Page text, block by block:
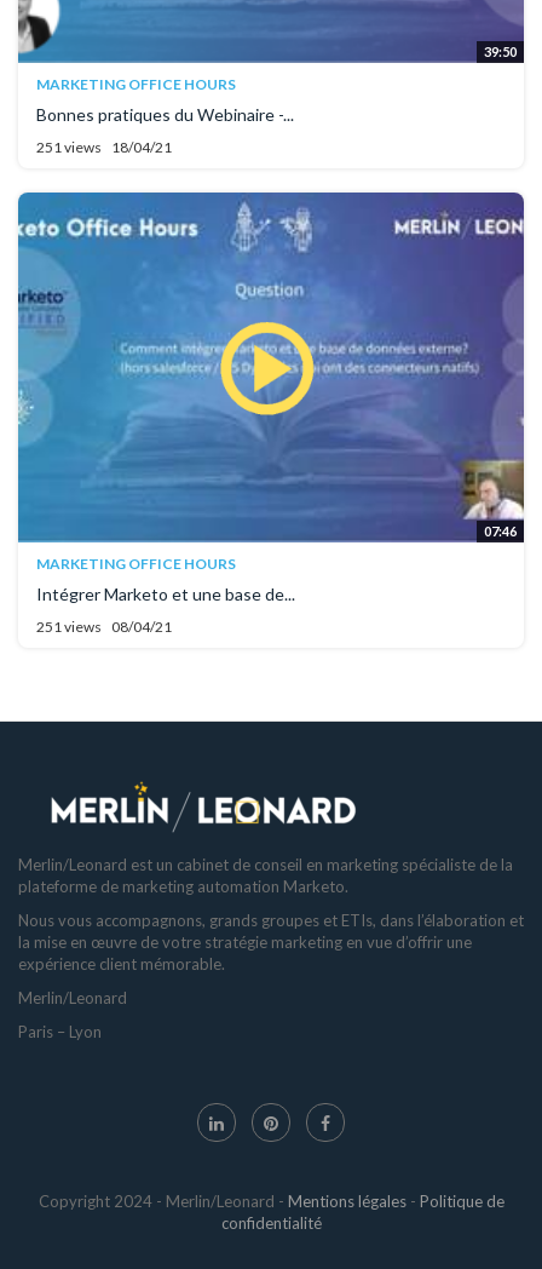
39:50
MARKETING OFFICE HOURS
Bonnes pratiques du Webinaire -...
251 views 18/04/21
07:46
MARKETING OFFICE HOURS
Intégrer Marketo et une base de...
251 views 08/04/21
Merlin/Leonard est un cabinet de conseil en marketing spécialiste de la
plateforme de marketing automation Marketo.
Nous vous accompagnons, grands groupes et ETIs, dans l’élaboration et
la mise en œuvre de votre stratégie marketing en vue d’offrir une
expérience client mémorable.
Merlin/Leonard
Paris – Lyon
Copyright 2024 - Merlin/Leonard - Mentions légales- Politique de
confidentialité